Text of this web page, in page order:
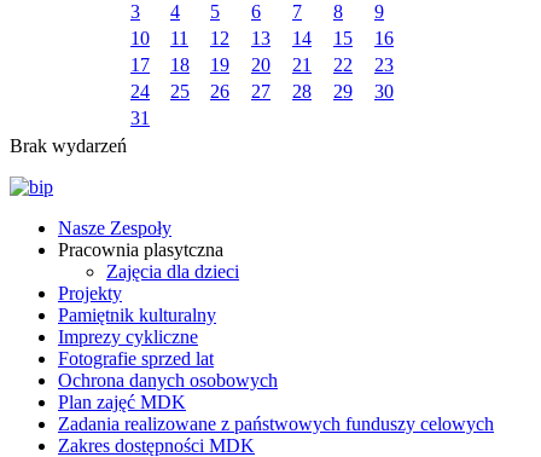
3
4 5 6 7 8
9
10
11 12 13 14 15
16
17
18 19 20 21 22
23
24
25 26 27 28 29
30
31
Brak wydarzeń
Nasze Zespoły
Pracownia plasytczna
Zajęcia dla dzieci
Projekty
Pamiętnik kulturalny
Imprezy cykliczne
Fotografie sprzed lat
Ochrona danych osobowych
Plan zajęć MDK
Zadania realizowane z państwowych funduszy celowych
Zakres dostępności MDK